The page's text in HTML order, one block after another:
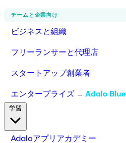
チームと企業向け
ビジネスと組織
フリーランサーと代理店
スタートアップ創業者
エンタープライズ → Adalo Blue
Adaloアプリアカデミー